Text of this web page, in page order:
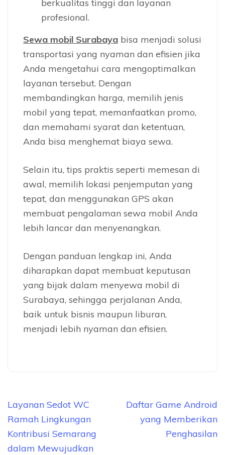
berkualitas tinggi dan layanan
profesional.
Sewa mobil Surabaya bisa menjadi solusi
transportasi yang nyaman dan efisien jika
Anda mengetahui cara mengoptimalkan
layanan tersebut. Dengan
membandingkan harga, memilih jenis
mobil yang tepat, memanfaatkan promo,
dan memahami syarat dan ketentuan,
Anda bisa menghemat biaya sewa.
Selain itu, tips praktis seperti memesan di
awal, memilih lokasi penjemputan yang
tepat, dan menggunakan GPS akan
membuat pengalaman sewa mobil Anda
lebih lancar dan menyenangkan.
Dengan panduan lengkap ini, Anda
diharapkan dapat membuat keputusan
yang bijak dalam menyewa mobil di
Surabaya, sehingga perjalanan Anda,
baik untuk bisnis maupun liburan,
menjadi lebih nyaman dan efisien.
Navigasi
pos
Layanan Sedot WC
Ramah Lingkungan
Kontribusi Semarang
dalam Mewujudkan
Daftar Game Android
yang Memberikan
Penghasilan